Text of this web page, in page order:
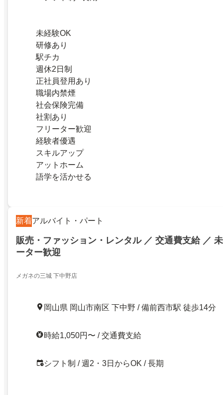
未経験OK
研修あり
駅チカ
週休2日制
正社員登用あり
職場内禁煙
社会保険完備
社割あり
フリーター歓迎
経験者優遇
スキルアップ
アットホーム
語学を活かせる
新着アルバイト・パート
販売・ファッション・レンタル ／ 交通費支給 ／
ーター歓迎
メガネの三城 下中野店
岡山県 岡山市南区 下中野 / 備前西市駅 徒歩14分
時給1,050円〜 / 交通費支給
シフト制 / 週2・3日からOK / 長期